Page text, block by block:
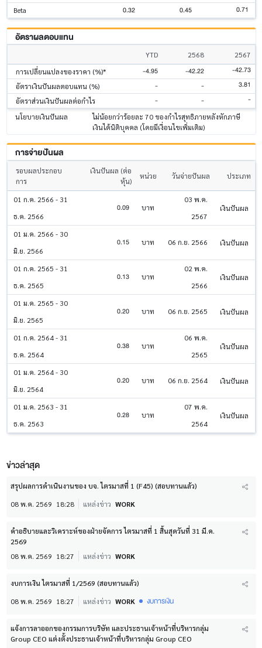
Beta 0.32 0.45 0.71
อัตราผลตอบแทน
YTD 2568
2567
การเปลี่ยนแปลงของราคา (%)*
-4.95 -42.22 -42.73
อัตราเงินปันผลตอบแทน (%) - - 3.81
อัตราส่วนเงินปันผลต่อกำไร - - -
นโยบายเงินปันผล
ไม่น้อยกว่าร้อยละ 70 ของกำไรสุทธิภายหลังหักภาษี
เงินได้นิติบุคคล (โดยมีเงื่อนไขเพิ่มเติม)
การจ่ายปันผล
รอบผลประกอบ
การ
เงินปันผล (ต่อ
หุ้น)
หน่วย วันจ่ายปันผล ประเภท
01 ก.ค. 2566 - 31
ธ.ค. 2566
0.09 บาท
03 พ.ค.
2567
เงินปันผล
01 ม.ค. 2566 - 30
มิ.ย. 2566
0.15 บาท 06 ก.ย. 2566 เงินปันผล
01 ก.ค. 2565 - 31
ธ.ค. 2565
0.13 บาท
02 พ.ค.
2566
เงินปันผล
01 ม.ค. 2565 - 30
มิ.ย. 2565
0.20 บาท 06 ก.ย. 2565 เงินปันผล
01 ก.ค. 2564 - 31
ธ.ค. 2564
0.38 บาท
06 พ.ค.
2565
เงินปันผล
01 ม.ค. 2564 - 30
มิ.ย. 2564
0.20 บาท 06 ก.ย. 2564 เงินปันผล
01 ม.ค. 2563 - 31
ธ.ค. 2563
0.28 บาท
07 พ.ค.
2564
เงินปันผล
ข่าวล่าสุด
สรุปผลการดำเนินงานของ บจ. ไตรมาสที่ 1 (F45) (สอบทานแล้ว)
08 พ.ค. 2569 18:28 แหล่งข่าว WORK
คำอธิบายและวิเคราะห์ของฝ่ายจัดการ ไตรมาสที่ 1 สิ้นสุดวันที่ 31 มี.ค.
2569
08 พ.ค. 2569 18:27 แหล่งข่าว WORK
งบการเงิน ไตรมาสที่ 1/2569 (สอบทานแล้ว)
08 พ.ค. 2569 18:27 แหล่งข่าว WORK งบการเงิน
แจ้งการลาออกของกรรมการบริษัท และประธานเจ้าหน้าที่บริหารกลุ่ม
Group CEO แต่งตั้งประธานเจ้าหน้าที่บริหารกลุ่ม Group CEO